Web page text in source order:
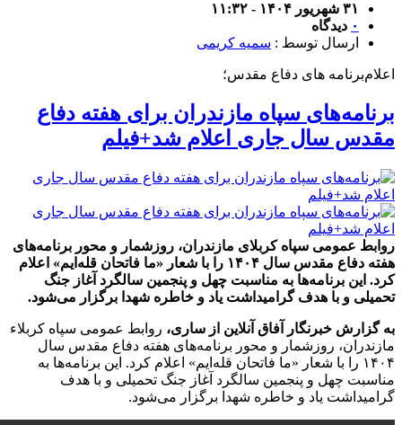
۳۱ شهریور ۱۴۰۴ - ۱۱:۳۲
۰ دیدگاه
ارسال توسط : سمیه کریمی
اعلام‌برنامه های دفاع مقدس؛
برنامه‌های سپاه مازندران برای هفته دفاع
مقدس سال جاری اعلام شد+فیلم
روابط عمومی سپاه کربلای مازندران، روزشمار و محور برنامه‌های
هفته دفاع مقدس سال ۱۴۰۴ را با شعار «ما فاتحان قله‌ایم» اعلام
کرد. این برنامه‌ها به مناسبت چهل و پنجمین سالگرد آغاز جنگ
تحمیلی و با هدف گرامیداشت یاد و خاطره شهدا برگزار می‌شود.
به گزارش خبرنگار آفاق آنلاین از ساری، روابط عمومی سپاه کربلاء
مازندران، روزشمار و محور برنامه‌های هفته دفاع مقدس سال
۱۴۰۴ را با شعار «ما فاتحان قله‌ایم» اعلام کرد. این برنامه‌ها به
مناسبت چهل و پنجمین سالگرد آغاز جنگ تحمیلی و با هدف
گرامیداشت یاد و خاطره شهدا برگزار می‌شود.